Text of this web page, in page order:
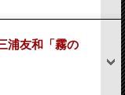
浦友和「霧の